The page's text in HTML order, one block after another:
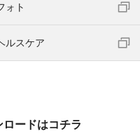
ォト
ルスケア
ードはコチラ